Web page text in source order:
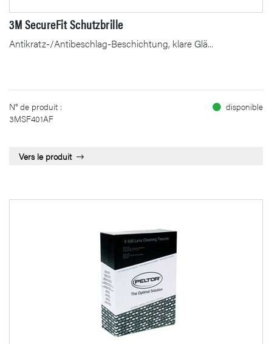
3M SecureFit Schutzbrille
Antikratz-/Antibeschlag-Beschichtung, klare Glä...
N° de produit :
3MSF401AF
disponible
Vers le produit